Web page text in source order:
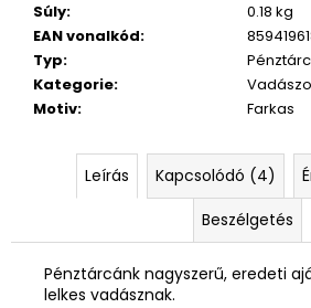
Súly:
0.18 kg
EAN vonalkód:
Typ:
Kategorie:
Motiv: Farkas
Leírás Kapcsolódó (4)
Beszélgetés
Pénztárcánk nagyszerű, eredeti
lelkes vadásznak.